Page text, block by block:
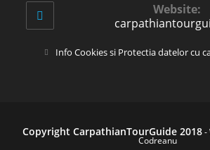
Website:
Info Cookies si Protectia datelor cu
Copyright CarpathianTourGuide 2018-
Codreanu